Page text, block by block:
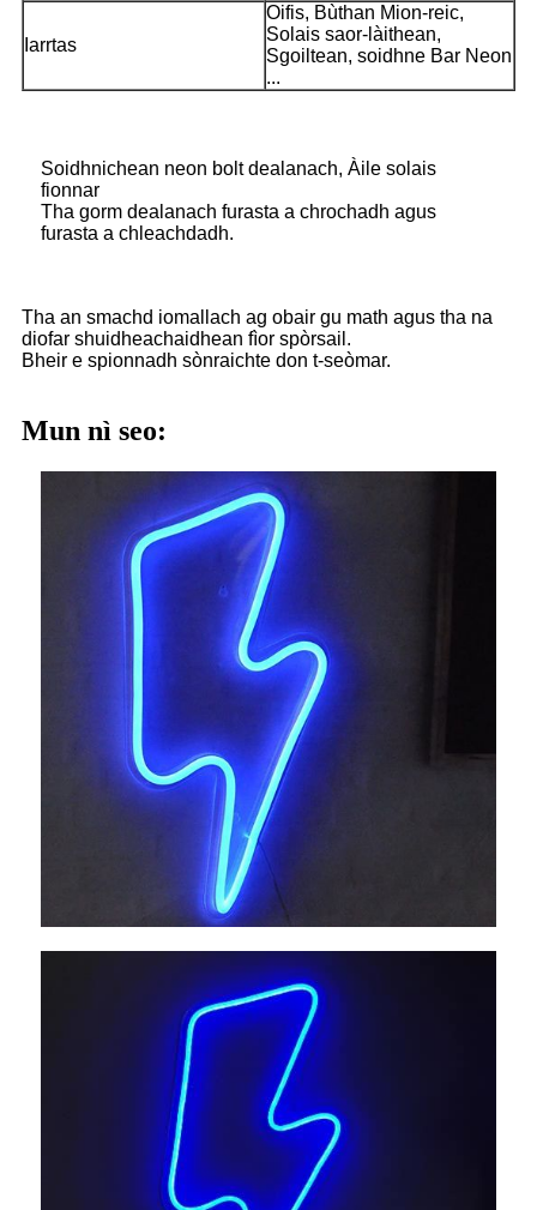
Iarrtas
Oifis, Bùthan Mion-reic,
Solais saor-làithean,
Sgoiltean, soidhne Bar Neon
...
Soidhnichean neon bolt dealanach, Àile solais
fionnar
Tha gorm dealanach furasta a chrochadh agus
furasta a chleachdadh.
Tha an smachd iomallach ag obair gu math agus tha na
diofar shuidheachaidhean fìor spòrsail.
Bheir e spionnadh sònraichte don t-seòmar.
Mun nì seo: